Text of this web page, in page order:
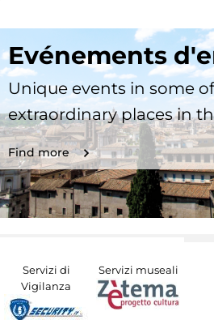
Evénements
Unique events in some
extraordinary places in
Find more
Servizi di
Vigilanza
Servizi museali